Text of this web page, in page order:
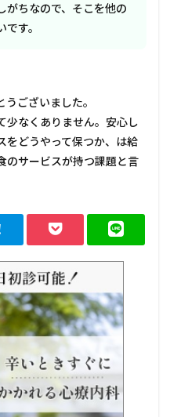
がちなので、そこを他の
す。
ございました。
少なくありません。安心し
をどうやって保つか、は給
のサービスが持つ課題と言